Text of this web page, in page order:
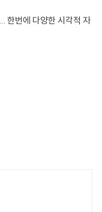
한번에 다양한 시각적 자